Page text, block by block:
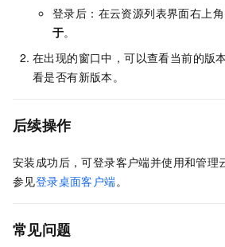
登录后：在云资源列表界面右上
于。
在出现的窗口中，可以查看当前的版
看是否有新版本。
后续操作
安装成功后，可登录客户端并使用和管理
参见登录桌面客户端。
常见问题